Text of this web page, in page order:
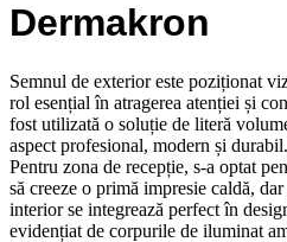
Dermakron
Semnul de exterior este poziționat
rol esențial în atragerea atenției și
fost utilizată o soluție de literă
aspect profesional, modern și durabil.
Pentru zona de recepție, s-a optat
să creeze o primă impresie caldă,
interior se integrează perfect în
evidențiat de corpurile de iluminat